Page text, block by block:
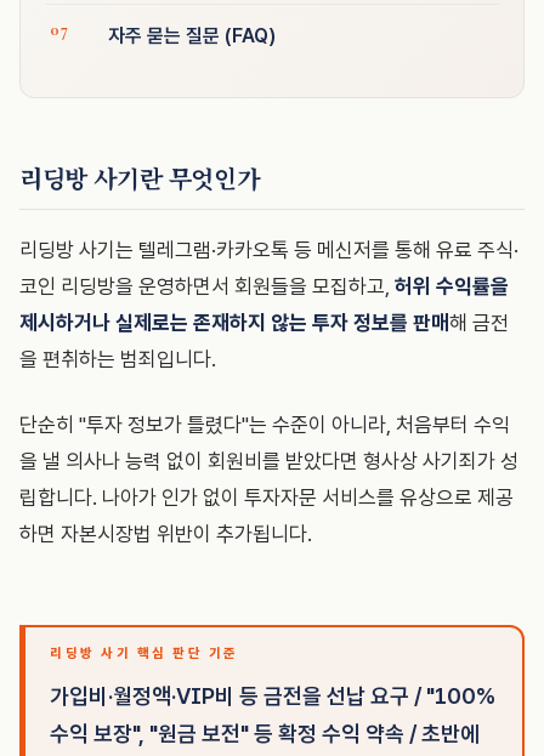
자주 묻는 질문 (FAQ)
리딩방 사기란 무엇인가
리딩방 사기는 텔레그램·카카오톡 등 메신저를 통해 유료 주식·
코인 리딩방을 운영하면서 회원들을 모집하고, 허위 수익률을
제시하거나 실제로는 존재하지 않는 투자 정보를 판매해 금전
을 편취하는 범죄입니다.
단순히 "투자 정보가 틀렸다"는 수준이 아니라, 처음부터 수익
을 낼 의사나 능력 없이 회원비를 받았다면 형사상 사기죄가 성
립합니다. 나아가 인가 없이 투자자문 서비스를 유상으로 제공
하면 자본시장법 위반이 추가됩니다.
리딩방 사기 핵심 판단 기준
가입비·월정액·VIP비 등 금전을 선납 요구 / "100%
수익 보장", "원금 보전" 등 확정 수익 약속 / 초반에